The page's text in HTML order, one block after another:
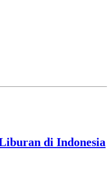
di Indonesia